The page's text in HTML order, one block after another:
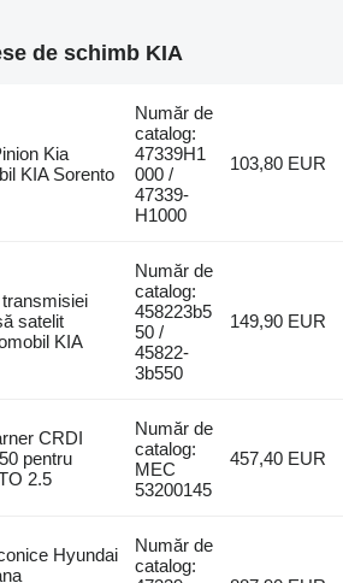
de schimb KIA
Kia
KIA Sorento
Număr de
catalog:
47339H1
000 /
47339-
H1000
103,80 EUR
satelit
KIA
Număr de
catalog:
458223b5
50 /
45822-
3b550
149,90 EUR
CRDI
pentru
2.5
Număr de
catalog:
MEC
53200145
457,40 EUR
Hyundai
Număr de
catalog: